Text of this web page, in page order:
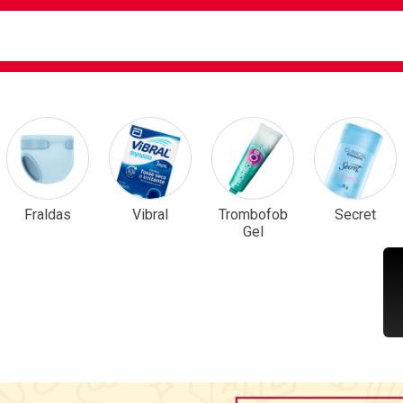
Destaque
Fraldas Vibral
Trombofob
Gel
Secret